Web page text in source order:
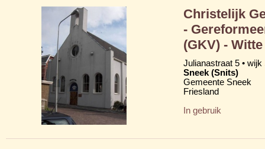
Christelijk
-
(GKV) -
Julianastraat 5 •
Sneek (Snits)
Gemeente Sneek
Friesland
In gebruik